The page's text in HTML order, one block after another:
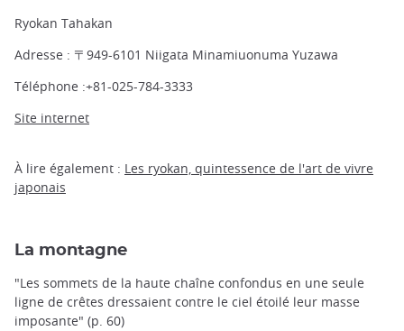
Ryokan Tahakan
Adresse : 〒949-6101 Niigata Minamiuonuma Yuzawa
Téléphone :+81-025-784-3333
Site internet
À lire également : Les ryokan, quintessence de l'art de vivre
japonais
La montagne
"Les sommets de la haute chaîne confondus en une seule
ligne de crêtes dressaient contre le ciel étoilé leur masse
imposante" (p. 60)